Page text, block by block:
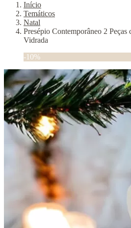
Início
Temáticos
Natal
Presépio Contemporâneo 2
Vidrada
-10%